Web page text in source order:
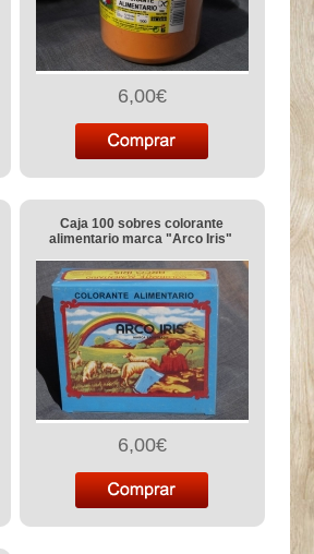
6,00€
Caja 100 sobres colorante
alimentario marca "Arco Iris"
6,00€